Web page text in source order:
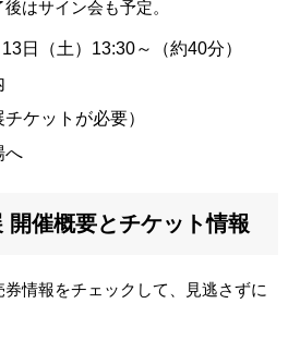
はサイン会も予定。
日（土）13:30～（約40分）
ケットが必要）
へ
開催概要とチケット情報
情報をチェックして、見逃さずに